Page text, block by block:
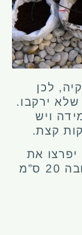
לכן
ירקבו.
ויש
קצת.
את
הקרקע/תערובת. כאשר יגיעו לגובה 20 ס”מ